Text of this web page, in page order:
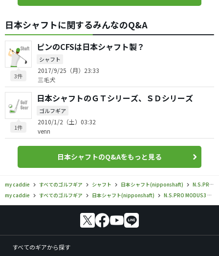
日本シャフトに関するみんなのQ&A
3件
ピンのCFSは日本シャフト製？
シャフト
2017/9/25（月）23:33
三毛犬
1件
日本シャフトのＧＴシリーズ、ＳＤシリーズ
ゴルフギア
2010/1/2（土）03:32
venn
日本シャフトのQ&Aをもっと見る
my caddie すべてのゴルフギア シャフト 日本シャフト(nipponshaft)
N.S.PRO MODUS3
my caddie
すべてのゴルフギア 日本シャフト(nipponshaft) N.S.PRO MODUS3
すべてのギアから探す